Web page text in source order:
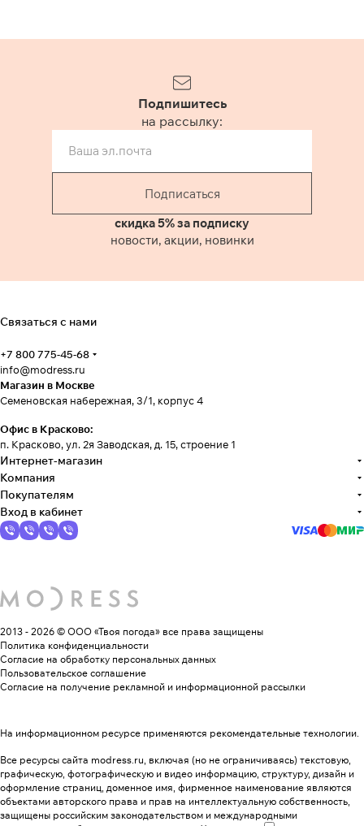
Подпишитесь
на рассылку:
Подписаться
скидка 5% за подписку
новости, акции, новинки
Связаться с нами
+7 800 775-45-68
info@modress.ru
Магазин в Москве
Семеновская набережная, 3/1, корпус 4
Офис в Красково:
п. Красково, ул. 2я Заводская, д. 15, строение 1
Интернет-магазин
Компания
Покупателям
Вход в кабинет
2013 - 2026 © ООО «Твоя погода» все права защищены
Политика конфиденциальности
Согласие на обработку персональных данных
Пользовательское соглашение
Согласие на получение рекламной и информационной рассылки
На информационном ресурсе применяются рекомендательные технологии.
Все ресурсы сайта modress.ru, включая (но не ограничиваясь) текстовую,
графическую, фотографическую и видео информацию, структуру, дизайн и
оформление страниц, доменное имя, фирменное наименование являются
объектами авторского права и прав на интеллектуальную собственность,
защищены российским законодательством и международными